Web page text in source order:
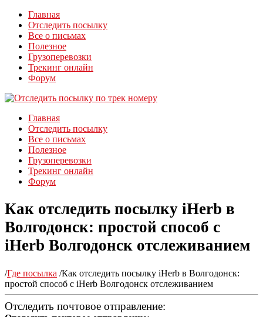
Главная
Отследить посылку
Все о письмах
Полезное
Грузоперевозки
Трекинг онлайн
Форум
Главная
Отследить посылку
Все о письмах
Полезное
Грузоперевозки
Трекинг онлайн
Форум
Как отследить посылку iHerb в
Волгодонск: простой способ с
iHerb Волгодонск отслеживанием
/Где посылка /Как отследить посылку iHerb в Волгодонск:
простой способ с iHerb Волгодонск отслеживанием
Отследить почтовое отправление: